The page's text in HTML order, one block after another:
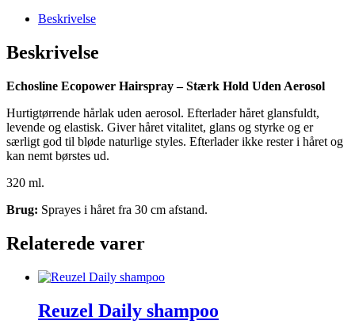
Beskrivelse
Beskrivelse
Echosline Ecopower Hairspray – Stærk Hold Uden Aerosol
Hurtigtørrende hårlak uden aerosol. Efterlader håret glansfuldt,
levende og elastisk. Giver håret vitalitet, glans og styrke og er
særligt god til bløde naturlige styles. Efterlader ikke rester i håret og
kan nemt børstes ud.
320 ml.
Brug: Sprayes i håret fra 30 cm afstand.
Relaterede varer
Reuzel Daily shampoo